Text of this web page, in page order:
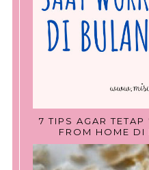
7 TIPS AGAR
FROM HOME DI